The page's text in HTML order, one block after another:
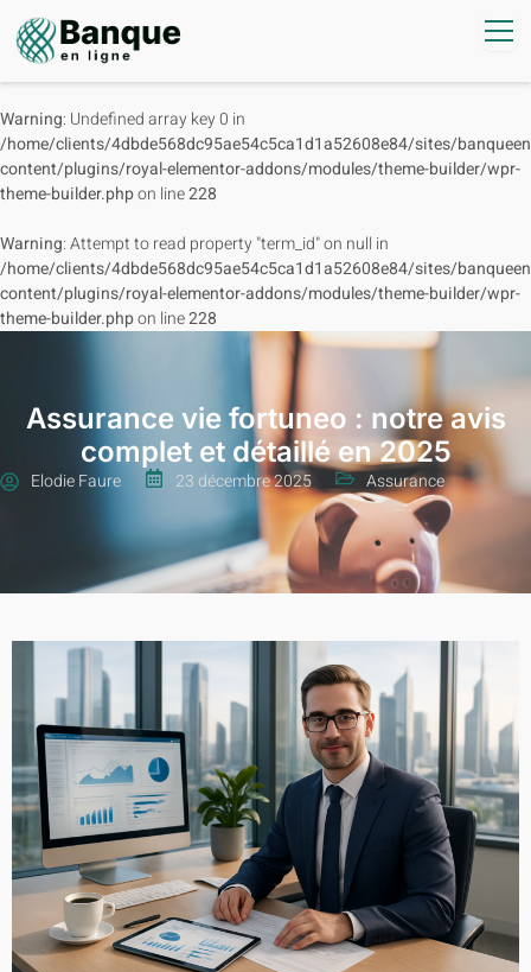
Warning: Undefined array key 0 in
/home/clients/4dbde568dc95ae54c5ca1d1a52608e84/sites/
content/plugins/royal-elementor-addons/modules/theme-builder/wpr-
theme-builder.phpon line228
Warning: Attempt to read property "term_id" on null in
/home/clients/4dbde568dc95ae54c5ca1d1a52608e84/sites/
content/plugins/royal-elementor-addons/modules/theme-builder/wpr-
theme-builder.phpon line228
Assurance vie fortuneo : notre avis
complet et détaillé en 2025
Elodie Faure 23 décembre 2025 Assurance